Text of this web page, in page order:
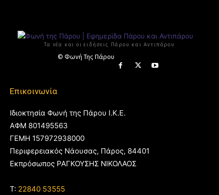
Τα νέα και οι ειδήσεις Πάρου και Αντιπάρου
© Φωνή Της Πάρου
Επικοινωνία
Ιδιοκτησία Φωνή της Πάρου Ι.Κ.Ε.
ΑΦΜ 801495563
ΓΕΜΗ 157972938000
Περιφερειακός Νάουσας, Πάρος, 84401
Εκπρόσωπος ΡΑΓΚΟΥΣΗΣ ΝΙΚΟΛΑΟΣ
T: 22840 53555